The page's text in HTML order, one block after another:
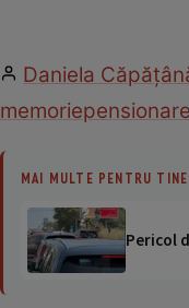
Daniela
memoriepensionare
MAI MULTE PENTRU TINE
Pericol